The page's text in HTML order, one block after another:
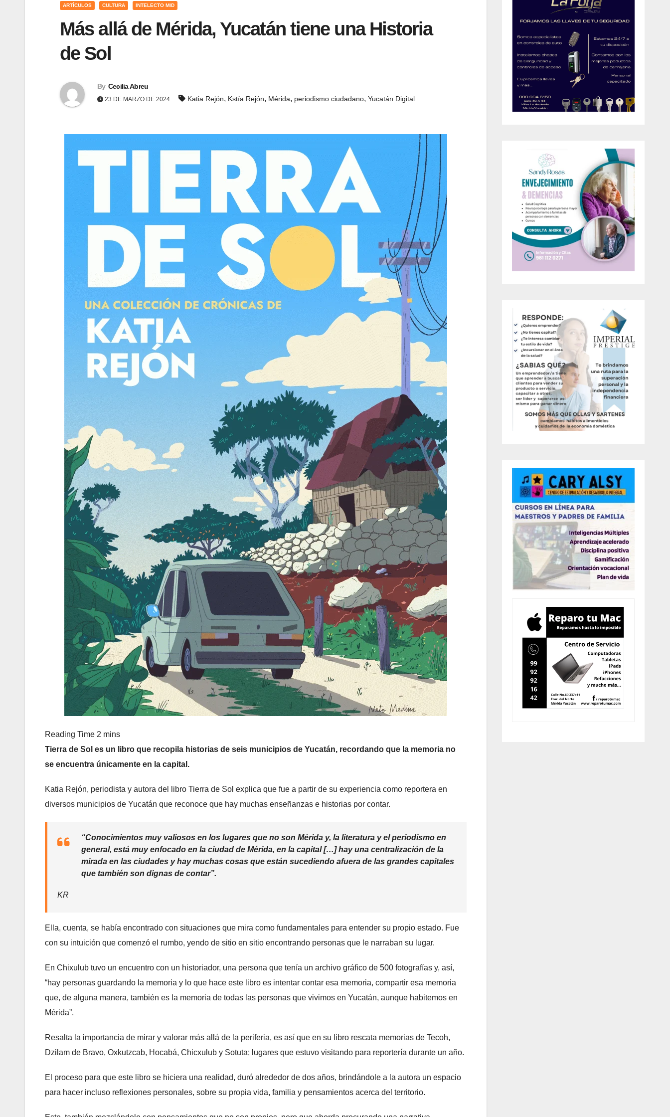
ARTÍCULOS CULTURA INTELECTO MID
Más allá de Mérida, Yucatán tiene una Historia
de Sol
By Cecilia Abreu
23 DE MARZO DE 2024 Katia Rejón, Kstía Rejón, Mérida, periodismo ciudadano, Yucatán Digital
Tierra de Sol es un libro que recopila historias de seis municipios de Yucatán, recordando que la memoria no
se encuentra únicamente en la capital.
Katia Rejón, periodista y autora del libro Tierra de Sol explica que fue a partir de su experiencia como reportera en
diversos municipios de Yucatán que reconoce que hay muchas enseñanzas e historias por contar.
“Conocimientos muy valiosos en los lugares que no son Mérida y, la literatura y el periodismo en
general, está muy enfocado en la ciudad de Mérida, en la capital […] hay una centralización de la
mirada en las ciudades y hay muchas cosas que están sucediendo afuera de las grandes capitales
que también son dignas de contar”.
KR
Ella, cuenta, se había encontrado con situaciones que mira como fundamentales para entender su propio estado. Fue
con su intuición que comenzó el rumbo, yendo de sitio en sitio encontrando personas que le narraban su lugar.
En Chixulub tuvo un encuentro con un historiador, una persona que tenía un archivo gráfico de 500 fotografías y, así,
“hay personas guardando la memoria y lo que hace este libro es intentar contar esa memoria, compartir esa memoria
que, de alguna manera, también es la memoria de todas las personas que vivimos en Yucatán, aunque habitemos en
Mérida”.
Resalta la importancia de mirar y valorar más allá de la periferia, es así que en su libro rescata memorias de Tecoh,
Dzilam de Bravo, Oxkutzcab, Hocabá, Chicxulub y Sotuta; lugares que estuvo visitando para reportería durante un año.
El proceso para que este libro se hiciera una realidad, duró alrededor de dos años, brindándole a la autora un espacio
para hacer incluso reflexiones personales, sobre su propia vida, familia y pensamientos acerca del territorio.